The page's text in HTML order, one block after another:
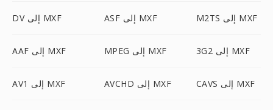
DV إلى MXF ASF إلى MXF M2TS إلى MXF
AAF إلى MXF MPEG إلى MXF 3G2 إلى MXF
AV1 إلى MXF AVCHD إلى MXF CAVS إلى MXF